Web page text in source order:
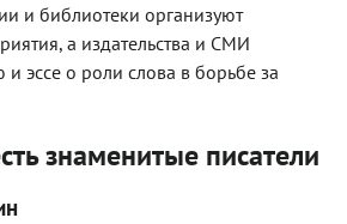
и библиотеки организуют
а издательства и СМИ
эссе о роли слова в борьбе за
знаменитые писатели